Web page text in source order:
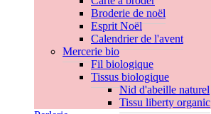
Broderie de noël
Esprit Noël
Calendrier de l'avent
Mercerie bio
Fil biologique
Tissus biologique
Nid d'abeille naturel
Tissu liberty organic